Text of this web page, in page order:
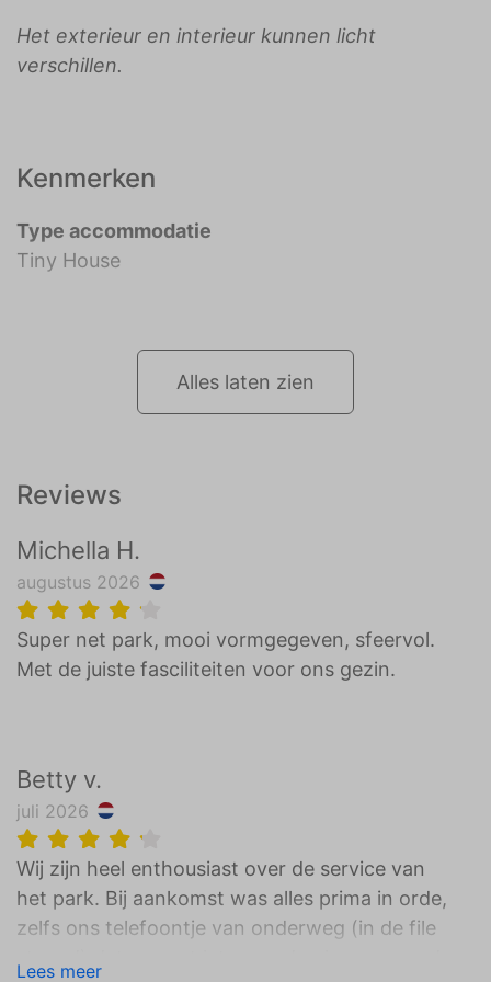
Het exterieur en interieur kunnen licht
verschillen.
Kenmerken
Type accommodatie
Tiny House
Alles laten zien
Reviews
Michella H.
augustus 2026
Super net park, mooi vormgegeven, sfeervol.
Met de juiste fasciliteiten voor ons gezin.
Betty v.
juli 2026
Wij zijn heel enthousiast over de service van
het park. Bij aankomst was alles prima in orde,
zelfs ons telefoontje van onderweg (in de file
Lees meer